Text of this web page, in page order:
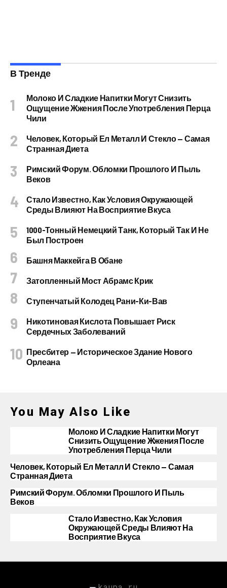
В Тренде
Молоко И Сладкие Напитки Могут Снизить
Ощущение Жжения После Употребления Перца
Чили
Человек, Который Ел Металл И Стекло — Самая
Странная Диета
Римский Форум. Обломки Прошлого И Пыль
Веков
Стало Известно, Как Условия Окружающей
Среды Влияют На Восприятие Вкуса
1000-Тонный Немецкий Танк, Который Так И Не
Был Построен
Башня Маккейга В Обане
Затопленный Мост Абрамс Крик
Ступенчатый Колодец Рани-Ки-Вав
Никотиновая Кислота Повышает Риск
Сердечных Заболеваний
Пресбитер — Историческое Здание Нового
Орлеана
You May Also Like
Молоко И Сладкие Напитки Могут
Снизить Ощущение Жжения После
Употребления Перца Чили
Человек, Который Ел Металл И Стекло — Самая
Странная Диета
Римский Форум. Обломки Прошлого И Пыль
Веков
Стало Известно, Как Условия
Окружающей Среды Влияют На
Восприятие Вкуса